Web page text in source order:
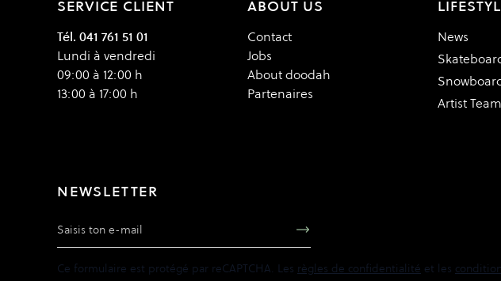
SERVICE CLIENT
Tél. 041 761 51 01
Lundi à vendredi
09:00 à 12:00 h
13:00 à 17:00 h
ABOUT US
Contact
Jobs
About doodah
Partenaires
News
Artist Team
NEWSLETTER
Adresse e-mail
Ce formulaire est protégé par reCAPTCHA. Les règles de confidentialité et les